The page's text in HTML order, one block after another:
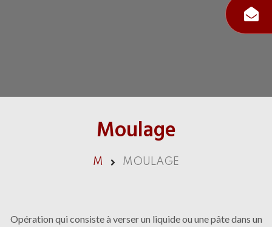
Moulage
M MOULAGE
Opération qui consiste à verser un liquide ou une pâte dans un